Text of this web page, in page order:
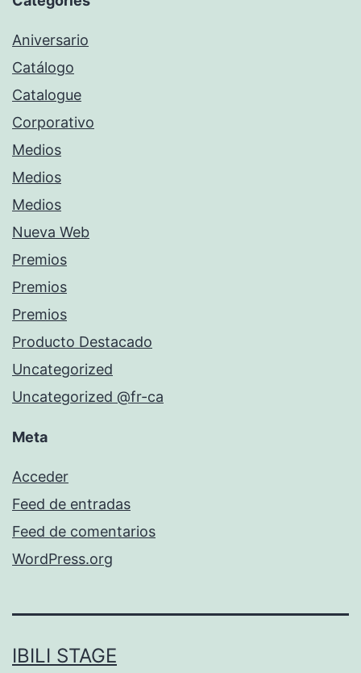
Aniversario
Catálogo
Catalogue
Corporativo
Medios
Medios
Medios
Nueva Web
Premios
Premios
Premios
Producto Destacado
Uncategorized
Uncategorized @fr-ca
Meta
Acceder
Feed de entradas
Feed de comentarios
WordPress.org
IBILI STAGE